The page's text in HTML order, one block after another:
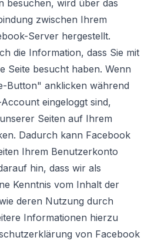
besuchen, wird über das
zwischen Ihrem
Server hergestellt.
die Information, dass Sie mit
Seite besucht haben. Wenn
Button" anklicken während
eingeloggt sind,
Seiten auf Ihrem
Dadurch kann Facebook
Ihrem Benutzerkonto
hin, dass wir als
Kenntnis vom Inhalt der
deren Nutzung durch
Informationen hierzu
von Facebook